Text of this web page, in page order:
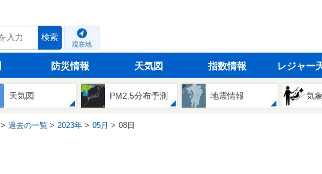
検索
現在地
防災情報 天気図 指数情報 レジャー
天気図 PM2.5分布予測 地震情報 気
過去の一覧 2023年 05月 08日